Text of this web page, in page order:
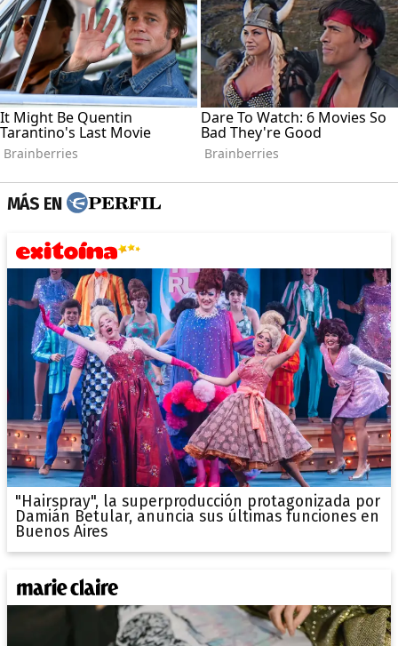
MÁS EN
"Hairspray", la superproducción protagonizada por
Damián Betular, anuncia sus últimas funciones en
Buenos Aires